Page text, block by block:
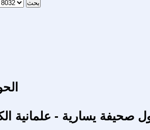
صحيفة يسارية - علمانية